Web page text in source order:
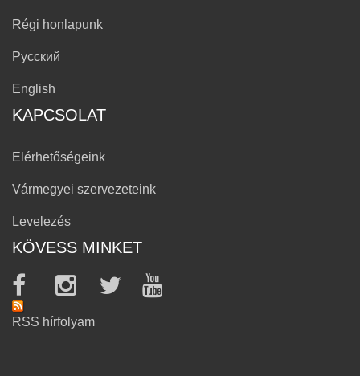
Régi honlapunk
Русский
English
KAPCSOLAT
Elérhetőségeink
Vármegyei szervezeteink
Levelezés
KÖVESS MINKET
RSS hírfolyam